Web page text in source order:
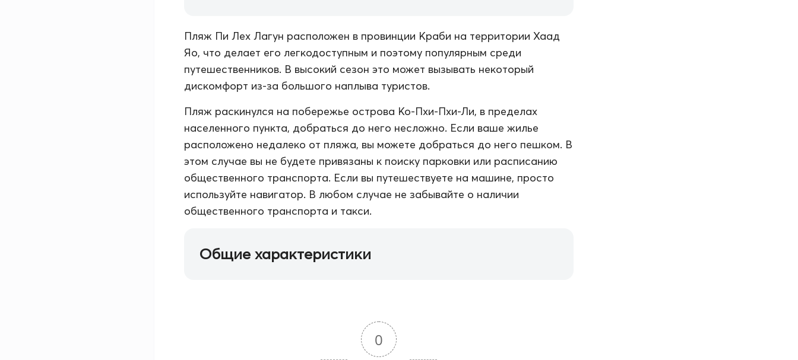
Пляж Пи Лех Лагун расположен в провинции Краби на территории Хаад
Яо, что делает его легкодоступным и поэтому популярным среди
путешественников. В высокий сезон это может вызывать некоторый
дискомфорт из-за большого наплыва туристов.
Пляж раскинулся на побережье острова Ко-Пхи-Пхи-Ли, в пределах
населенного пункта, добраться до него несложно. Если ваше жилье
расположено недалеко от пляжа, вы можете добраться до него пешком. В
этом случае вы не будете привязаны к поиску парковки или расписанию
общественного транспорта. Если вы путешествуете на машине, просто
используйте навигатор. В любом случае не забывайте о наличии
общественного транспорта и такси.
Общие характеристики
0